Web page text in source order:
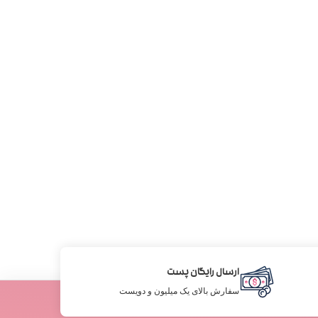
ارسال رایگان پست
سفارش بالای یک میلیون و دویست